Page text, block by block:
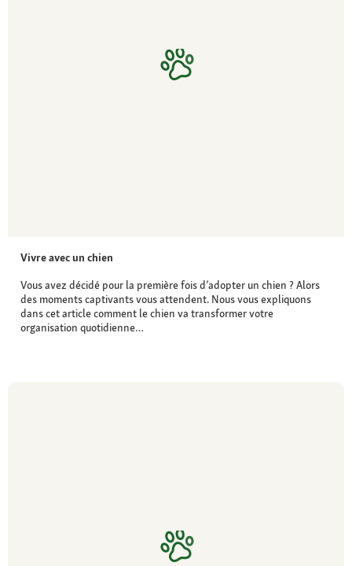
Vivre avec un chien
Vous avez décidé pour la première fois d’adopter un chien ? Alors
des moments captivants vous attendent. Nous vous expliquons
dans cet article comment le chien va transformer votre
organisation quotidienne…